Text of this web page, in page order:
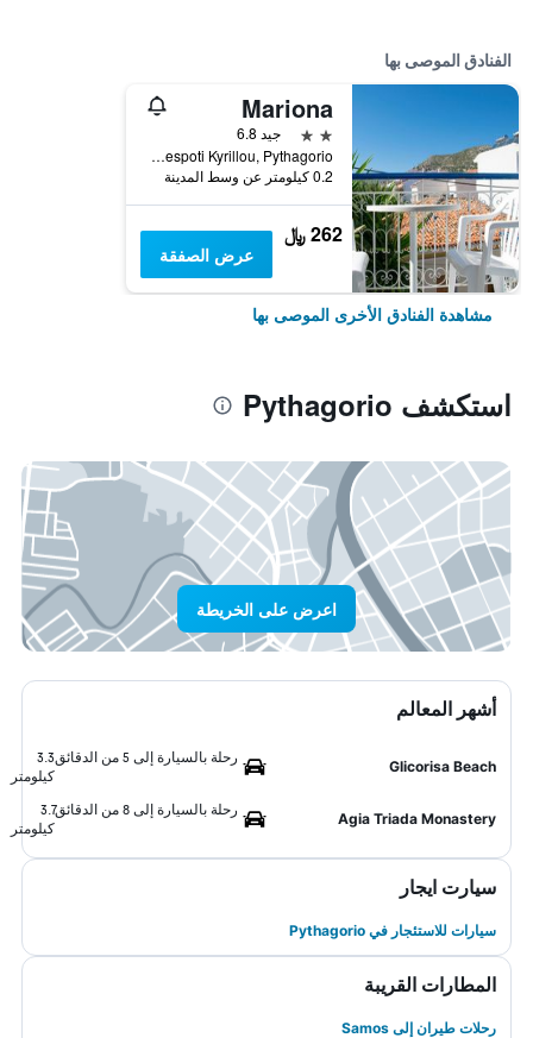
الفنادق الموصى بها
Mariona
2 نجمتين
جيد 6.8
Despoti Kyrillou, Pythagorio, اليونان
0.2 كيلومتر عن وسط المدينة
262 ﷼
عرض الصفقة
مشاهدة الفنادق الأخرى الموصى بها
استكشف Pythagorio
اعرض على الخريطة
أشهر المعالم
Glicorisa Beach
رحلة بالسيارة إلى 5 من الدقائق
3.3
كيلومتر
Agia Triada Monastery
رحلة بالسيارة إلى 8 من الدقائق
3.7
كيلومتر
سيارت ايجار
سيارات للاستئجار في Pythagorio
المطارات القريبة
رحلات طيران إلى Samos